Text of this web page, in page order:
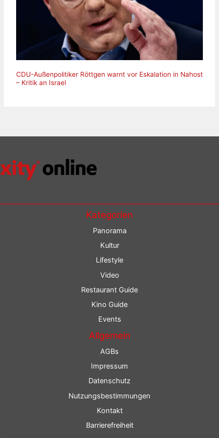
CDU-Außenpolitiker Röttgen warnt vor Eskalation in Nahost
– Kritik an Israel
Kategorien
Panorama
Kultur
Lifestyle
Video
Restaurant Guide
Kino Guide
Events
Allgemein
AGBs
Impressum
Datenschutz
Nutzungsbestimmungen
Kontakt
Barrierefreiheit